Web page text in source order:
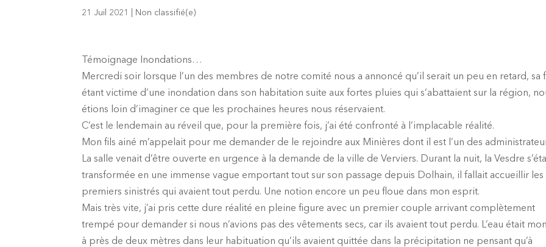
21 Juil 2021 Non classifié(e)
Témoignage Inondations…
Mercredi soir lorsque l’un des membres de notre comité nous a annoncé qu’il serait un peu en retard, sa
étant victime d’une inondation dans son habitation suite aux fortes pluies qui s‘abattaient sur la région,
étions loin d’imaginer ce que les prochaines heures nous réservaient.
C’est le lendemain au réveil que, pour la première fois, j’ai été confronté à l’implacable réalité.
Mon fils ainé m’appelait pour me demander de le rejoindre aux Minières dont il est l’un des
La salle venait d’être ouverte en urgence à la demande de la ville de Verviers. Durant la nuit, la Vesdre
transformée en une immense vague emportant tout sur son passage depuis Dolhain, il fallait accueillir les
premiers sinistrés qui avaient tout perdu. Une notion encore un peu floue dans mon esprit.
Mais très vite, j’ai pris cette dure réalité en pleine figure avec un premier couple arrivant complètement
trempé pour demander si nous n’avions pas des vêtements secs, car ils avaient tout perdu. L’eau était
à près de deux mètres dans leur habituation qu’ils avaient quittée dans la précipitation ne pensant qu’à